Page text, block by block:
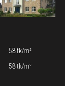
58 tk/m²
58 tk/m²